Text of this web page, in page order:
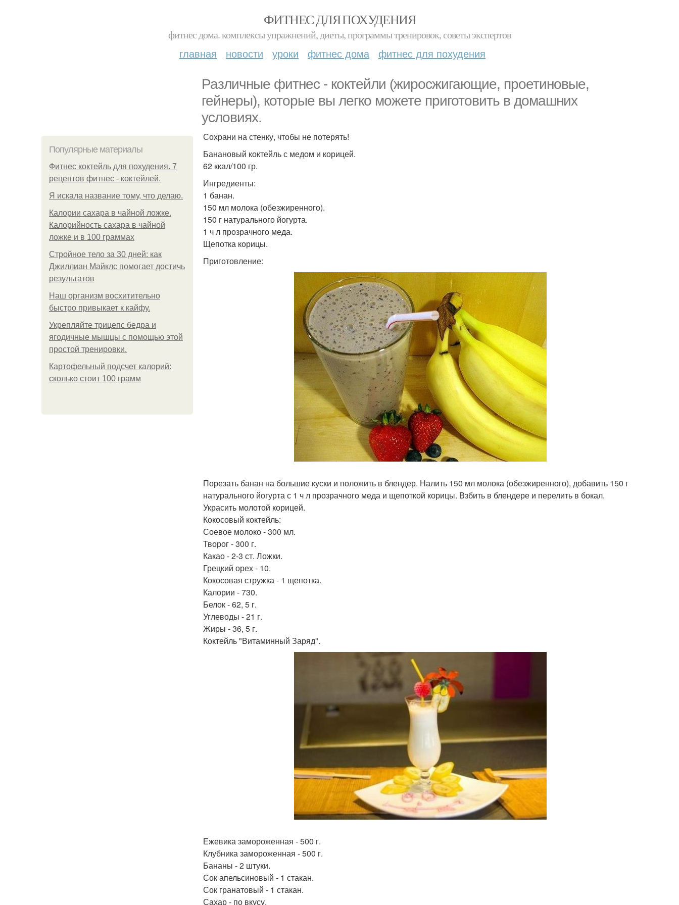
ФИТНЕС ДЛЯ ПОХУДЕНИЯ
фитнес дома. комплексы упражнений, диеты, программы тренировок, советы экспертов
главная новости уроки фитнес дома фитнес для похудения
Различные фитнес - коктейли (жиросжигающие, проетиновые,
гейнеры), которые вы легко можете приготовить в домашних
условиях.
Популярные материалы
Фитнес коктейль для похудения. 7
рецептов фитнес - коктейлей.
Я искала название тому, что делаю.
Калории сахара в чайной ложке.
Калорийность сахара в чайной
ложке и в 100 граммах
Стройное тело за 30 дней: как
Джиллиан Майклс помогает достичь
результатов
Наш организм восхитительно
быстро привыкает к кайфу.
Укрепляйте трицепс бедра и
ягодичные мышцы с помощью этой
простой тренировки.
Картофельный подсчет калорий:
сколько стоит 100 грамм
Сохрани на стенку, чтобы не потерять!
Банановый коктейль с медом и корицей.
62 ккал/100 гр.
Ингредиенты:
1 банан.
150 мл молока (обезжиренного).
150 г натурального йогурта.
1 ч л прозрачного меда.
Щепотка корицы.
Приготовление:
Порезать банан на большие куски и положить в блендер. Налить 150 мл молока (обезжиренного), добавить 150 г
натурального йогурта с 1 ч л прозрачного меда и щепоткой корицы. Взбить в блендере и перелить в бокал.
Украсить молотой корицей.
Кокосовый коктейль:
Соевое молоко - 300 мл.
Творог - 300 г.
Какао - 2-3 ст. Ложки.
Грецкий орех - 10.
Кокосовая стружка - 1 щепотка.
Калории - 730.
Белок - 62, 5 г.
Углеводы - 21 г.
Жиры - 36, 5 г.
Коктейль "Витаминный Заряд".
Ежевика замороженная - 500 г.
Клубника замороженная - 500 г.
Бананы - 2 штуки.
Сок апельсиновый - 1 стакан.
Сок гранатовый - 1 стакан.
Сахар - по вкусу.